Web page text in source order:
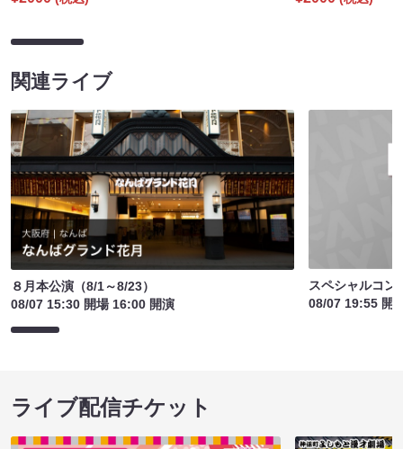
関連ライブ
８月本公演（8/1～8/23）
08/07 15:30 開場 16:00 開演
スペシャルコン
08/07 19:55 開
ライブ配信チケット